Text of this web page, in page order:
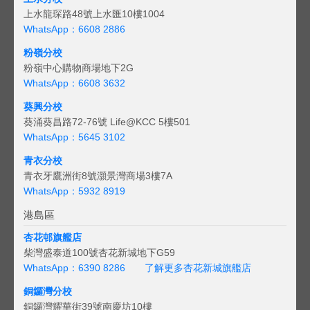
上水龍琛路48號上水匯10樓1004
WhatsApp：6608 2886
粉嶺分校
粉嶺中心購物商場地下2G
WhatsApp：6608 3632
葵興分校
葵涌葵昌路72-76號 Life@KCC 5樓501
WhatsApp：5645 3102
青衣分校
青衣牙鷹洲街8號灝景灣商場3樓7A
WhatsApp：5932 8919
港島區
杏花邨旗艦店
柴灣盛泰道100號杏花新城地下G59
WhatsApp：6390 8286
了解更多杏花新城旗艦店
銅鑼灣分校
銅鑼灣耀華街39號南慶坊10樓